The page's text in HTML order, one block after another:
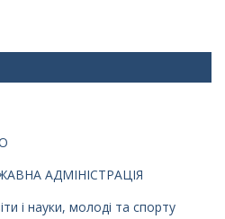
АДМІНІСТРАЦІЯ
і науки, молоді та спорту